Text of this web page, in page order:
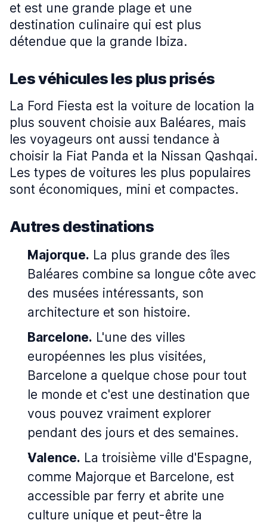
et est une grande plage et une
destination culinaire qui est plus
détendue que la grande Ibiza.
Les véhicules les plus prisés
La Ford Fiesta est la voiture de location la
plus souvent choisie aux Baléares, mais
les voyageurs ont aussi tendance à
choisir la Fiat Panda et la Nissan Qashqai.
Les types de voitures les plus populaires
sont économiques, mini et compactes.
Autres destinations
Majorque. La plus grande des îles
Baléares combine sa longue côte avec
des musées intéressants, son
architecture et son histoire.
Barcelone. L'une des villes
européennes les plus visitées,
Barcelone a quelque chose pour tout
le monde et c'est une destination que
vous pouvez vraiment explorer
pendant des jours et des semaines.
Valence. La troisième ville d'Espagne,
comme Majorque et Barcelone, est
accessible par ferry et abrite une
culture unique et peut-être la